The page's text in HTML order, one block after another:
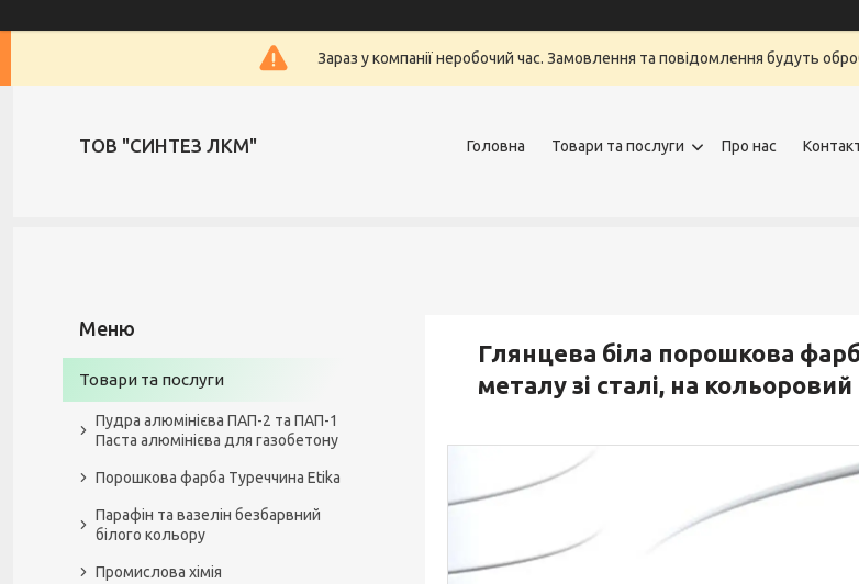
Зараз у компанії неробочий час. Замовлення та повідомлення будуть
ТОВ "СИНТЕЗ ЛКМ" Головна Товари та послуги Про нас
Глянцева біла порошкова
металу зі сталі, на
Товари та послуги
Пудра алюмінієва ПАП-2 та ПАП-1
Паста алюмінієва для газобетону
Порошкова фарба Туреччина Etika
Парафін та вазелін безбарвний
білого кольору
Промислова хімія